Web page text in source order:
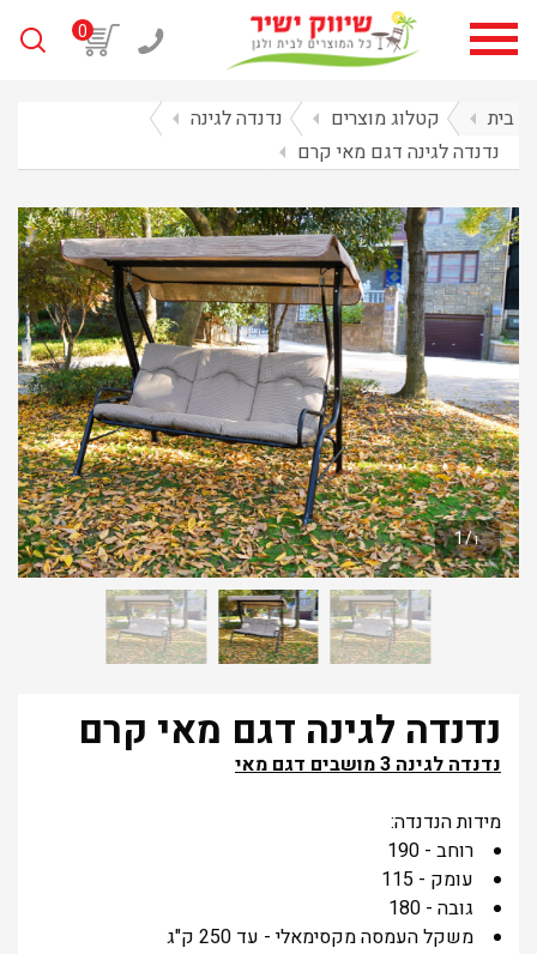
0
בית arrow_left קטלוג מוצרים arrow_left נדנדה לגינה arrow_left
נדנדה לגינה דגם מאי קרם arrow_left
1/1
נדנדה לגינה דגם מאי קרם
נדנדה לגינה 3 מושבים דגם מאי
מידות הנדנדה:
רוחב - 190
עומק - 115
גובה - 180
משקל העמסה מקסימאלי - עד 250 ק"ג